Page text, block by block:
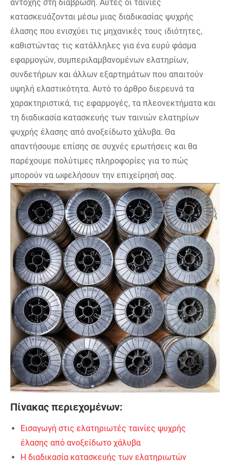
αντοχής στη διάβρωση. Αυτές οι ταινίες
κατασκευάζονται μέσω μιας διαδικασίας ψυχρής
έλασης που ενισχύει τις μηχανικές τους ιδιότητες,
καθιστώντας τις κατάλληλες για ένα ευρύ φάσμα
εφαρμογών, συμπεριλαμβανομένων ελατηρίων,
συνδετήρων και άλλων εξαρτημάτων που απαιτούν
υψηλή ελαστικότητα. Αυτό το άρθρο διερευνά τα
χαρακτηριστικά, τις εφαρμογές, τα πλεονεκτήματα και
τη διαδικασία κατασκευής των ταινιών ελατηρίων
ψυχρής έλασης από ανοξείδωτο χάλυβα. Θα
απαντήσουμε επίσης σε συχνές ερωτήσεις και θα
παρέχουμε πολύτιμες πληροφορίες για το πώς
μπορούν να ωφελήσουν την επιχείρησή σας.
Πίνακας περιεχομένων:
Εισαγωγή στις ελατηριωτές ταινίες ψυχρής
έλασης από ανοξείδωτο χάλυβα
Η διαδικασία κατασκευής των ελατηριωτών